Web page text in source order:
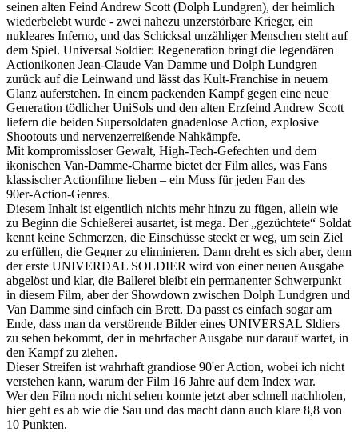
seinen alten Feind Andrew Scott (Dolph Lundgren), der heimlich
wiederbelebt wurde - zwei nahezu unzerstörbare Krieger, ein
nukleares Inferno, und das Schicksal unzähliger Menschen steht auf
dem Spiel. Universal Soldier: Regeneration bringt die legendären
Actionikonen Jean‑Claude Van Damme und Dolph Lundgren
zurück auf die Leinwand und lässt das Kult-Franchise in neuem
Glanz auferstehen. In einem packenden Kampf gegen eine neue
Generation tödlicher UniSols und den alten Erzfeind Andrew Scott
liefern die beiden Supersoldaten gnadenlose Action, explosive
Shootouts und nervenzerreißende Nahkämpfe.
Mit kompromissloser Gewalt, High-Tech-Gefechten und dem
ikonischen Van‑Damme‑Charme bietet der Film alles, was Fans
klassischer Actionfilme lieben – ein Muss für jeden Fan des
90er‑Action-Genres.
Diesem Inhalt ist eigentlich nichts mehr hinzu zu fügen, allein wie
zu Beginn die Schießerei ausartet, ist mega. Der „gezüchtete“ Soldat
kennt keine Schmerzen, die Einschüsse steckt er weg, um sein Ziel
zu erfüllen, die Gegner zu eliminieren. Dann dreht es sich aber, denn
der erste UNIVERDAL SOLDIER wird von einer neuen Ausgabe
abgelöst und klar, die Ballerei bleibt ein permanenter Schwerpunkt
in diesem Film, aber der Showdown zwischen Dolph Lundgren und
Van Damme sind einfach ein Brett. Da passt es einfach sogar am
Ende, dass man da verstörende Bilder eines UNIVERSAL Sldiers
zu sehen bekommt, der in mehrfacher Ausgabe nur darauf wartet, in
den Kampf zu ziehen.
Dieser Streifen ist wahrhaft grandiose 90'er Action, wobei ich nicht
verstehen kann, warum der Film 16 Jahre auf dem Index war.
Wer den Film noch nicht sehen konnte jetzt aber schnell nachholen,
hier geht es ab wie die Sau und das macht dann auch klare 8,8 von
10 Punkten.